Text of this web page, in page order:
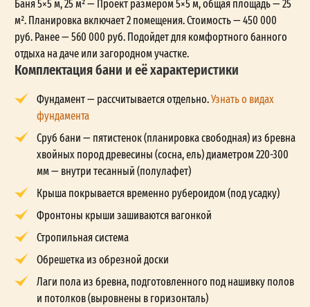
Баня 5×5 м, 25 м² — Проект размером 5×5 м, общая площадь — 25
м². Планировка включает 2 помещения. Стоимость — 450 000
руб. Ранее — 560 000 руб. Подойдет для комфортного банного
отдыха на даче или загородном участке.
Комплектация бани и её характеристики
Фундамент — рассчитывается отдельно.Узнать о видах
фундамента
Сруб бани — пятистенок (планировка свободная) из бревна
хвойных пород древесины (сосна, ель) диаметром 220-300
мм — внутри тесанный (полулафет)
Крыша покрывается временно рубероидом (под усадку)
Фронтоны крыши зашиваются вагонкой
Стропильная система
Обрешетка из обрезной доски
Лаги пола из бревна, подготовленного под нашивку полов
и потолков (выровнены в горизонталь)